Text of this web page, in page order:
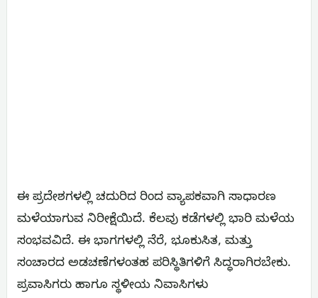
ಈ ಪ್ರದೇಶಗಳಲ್ಲಿ ಚದುರಿದ ರಿಂದ ವ್ಯಾಪಕವಾಗಿ ಸಾಧಾರಣ
ಮಳೆಯಾಗುವ ನಿರೀಕ್ಷೆಯಿದೆ. ಕೆಲವು ಕಡೆಗಳಲ್ಲಿ ಭಾರಿ ಮಳೆಯ
ಸಂಭವವಿದೆ. ಈ ಭಾಗಗಳಲ್ಲಿ ನೆರೆ, ಭೂಕುಸಿತ, ಮತ್ತು
ಸಂಚಾರದ ಅಡಚಣೆಗಳಂತಹ ಪರಿಸ್ಥಿತಿಗಳಿಗೆ ಸಿದ್ಧರಾಗಿರಬೇಕು.
ಪ್ರವಾಸಿಗರು ಹಾಗೂ ಸ್ಥಳೀಯ ನಿವಾಸಿಗಳು